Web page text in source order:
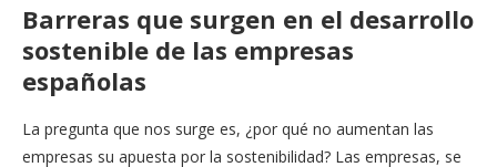
Barreras que surgen en el desarrollo
sostenible de las empresas
españolas
La pregunta que nos surge es, ¿por qué no aumentan las
empresas su apuesta por la sostenibilidad? Las empresas, se